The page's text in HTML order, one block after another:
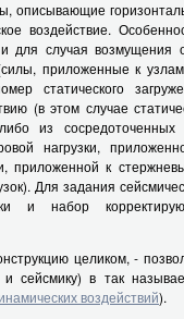
описывающие
воздействие.
для случая возмущения
приложенные к
статического
(в этом случае
из сосредоточенных
нагрузки,
приложенной к
Для задания
и набор
целиком, -
сейсмику) в так
воздействий).